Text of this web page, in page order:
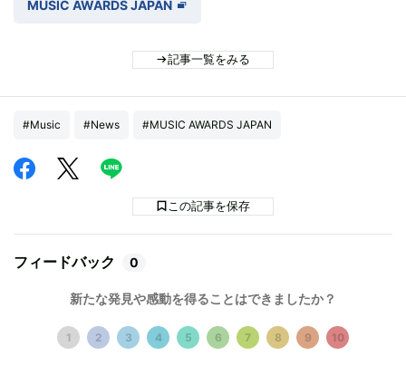
MUSIC AWARDS JAPAN
記事一覧をみる
#Music #News #MUSIC AWARDS JAPAN
この記事を保存
フィードバック 0
新たな発見や感動を得ることはできましたか？
1 2 3 4 5 6 7 8 9 10